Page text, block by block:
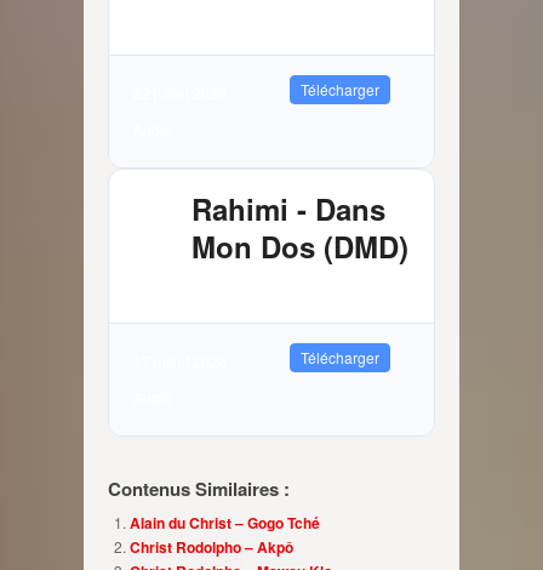
Télécharger
Rahimi - Dans
Mon Dos (DMD)
Télécharger
Contenus Similaires :
Alain du Christ – Gogo Tché
Christ Rodolpho – Akpô